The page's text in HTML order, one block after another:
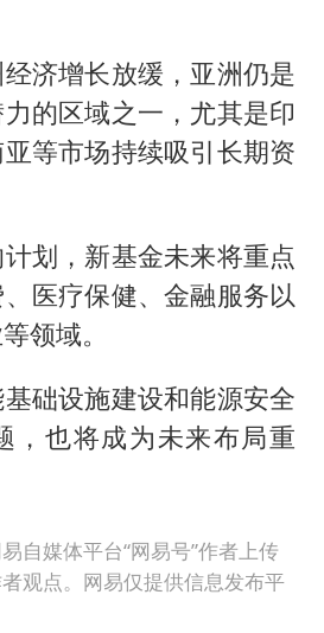
济增长放缓，亚洲仍是
的区域之一，尤其是印
等市场持续吸引长期资
划，新基金未来将重点
医疗保健、金融服务以
领域。
础设施建设和能源安全
，也将成为未来布局重
自媒体平台“网易号”作者上传
观点。网易仅提供信息发布平